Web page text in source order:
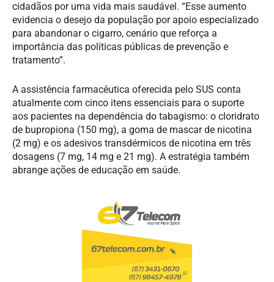
cidadãos por uma vida mais saudável. “Esse aumento
evidencia o desejo da população por apoio especializado
para abandonar o cigarro, cenário que reforça a
importância das políticas públicas de prevenção e
tratamento”.
A assistência farmacêutica oferecida pelo SUS conta
atualmente com cinco itens essenciais para o suporte
aos pacientes na dependência do tabagismo: o cloridrato
de bupropiona (150 mg), a goma de mascar de nicotina
(2 mg) e os adesivos transdérmicos de nicotina em três
dosagens (7 mg, 14 mg e 21 mg). A estratégia também
abrange ações de educação em saúde.